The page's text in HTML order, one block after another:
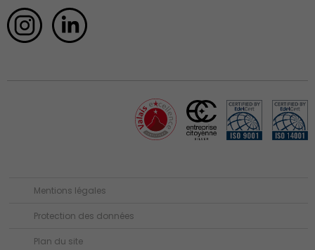
Mentions légales
Protection des données
Plan du site